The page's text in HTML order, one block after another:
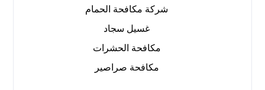
شركة مكافحة الحمام
غسيل سجاد
مكافحة الحشرات
مكافحة صراصير